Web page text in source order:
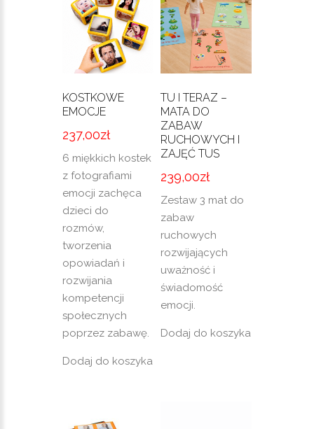
KOSTKOWE
EMOCJE
237,00zł
6 miękkich kostek
z fotografiami
emocji zachęca
dzieci do
rozmów,
tworzenia
opowiadań i
rozwijania
kompetencji
społecznych
poprzez zabawę.
Dodaj do koszyka
TU I TERAZ –
MATA DO
ZABAW
RUCHOWYCH I
ZAJĘĆ TUS
239,00zł
Zestaw 3 mat do
zabaw
ruchowych
rozwijających
uważność i
świadomość
emocji.
Dodaj do koszyka